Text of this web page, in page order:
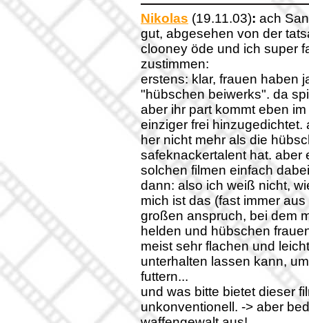
Nikolas (19.11.03): ach
gut, abgesehen von der
clooney öde und ich super
zustimmen:
erstens: klar, frauen haben
"hübschen beiwerks". da
aber ihr part kommt eben
einziger frei
her nicht mehr als die
safeknackertalent hat. aber
solchen filmen einfach
dann: also ich weiß nicht,
mich ist das (fast immer
großen anspruch, bei dem
helden und hübschen
meist sehr flachen und
unterhalten lassen kann,
futtern...
und was bitte bietet dieser
unkonventionell. -> aber